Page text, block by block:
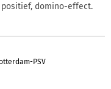
positief, domino-effect.
PSV